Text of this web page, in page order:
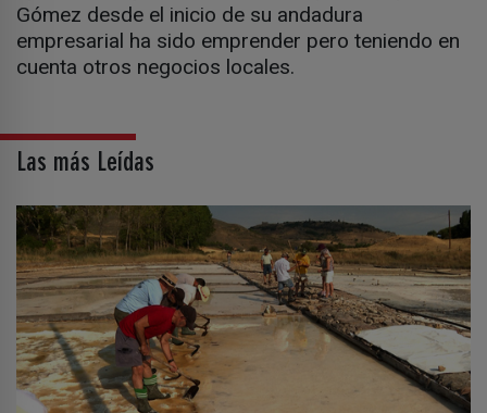
Gómez desde el inicio de su andadura
empresarial ha sido emprender pero teniendo en
cuenta otros negocios locales.
Las más Leídas